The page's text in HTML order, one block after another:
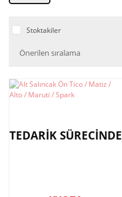
Stoktakiler
TEDARİK SÜRECİNDE